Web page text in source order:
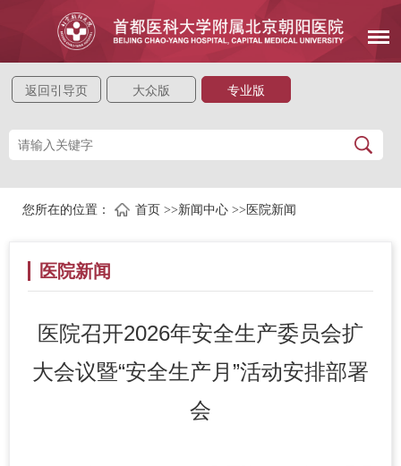
返回引导页 大众版 专业版
您所在的位置： 首页 >>新闻中心 >> 医院新闻
医院新闻
医院召开2026年安全生产委员会扩
大会议暨“安全生产月”活动安排部署
会